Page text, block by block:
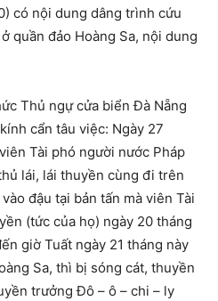
có nội dung dâng trình cứu
quần đảo Hoàng Sa, nội dung
Thủ ngự cửa biển Đà Nẵng
cẩn tâu việc: Ngày 27
Tài phó người nước Pháp
lái, lái thuyền cùng đi trên
đậu tại bản tấn mà viên Tài
(tức của họ) ngày 20 tháng
giờ Tuất ngày 21 tháng này
Sa, thì bị sóng cát, thuyền
trưởng Đô – ô – chi – ly